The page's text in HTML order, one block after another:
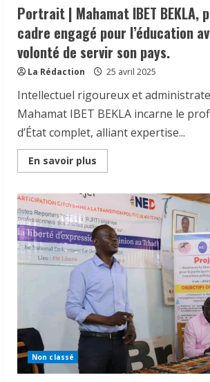
Rome
aux
funérailles
de
Sa
Sainteté
le
Pape
François,
en
présence
de
l’Ambassadeur
du
Tchad
Ahmad
Portrait | Mahamat IBET BEKLA,
cadre engagé pour l’éducation
volonté de servir son pays.
La Rédaction 25 avril 2025
Intellectuel rigoureux et
Mahamat IBET BEKLA incarne le
d’État complet, alliant expertise...
En savoir plus
more
Mahamat
IBET
BEKLA,
parcours
d’un
cadre
engagé
pour
l’éducation
avec
une
volonté
de
servir
Non classé